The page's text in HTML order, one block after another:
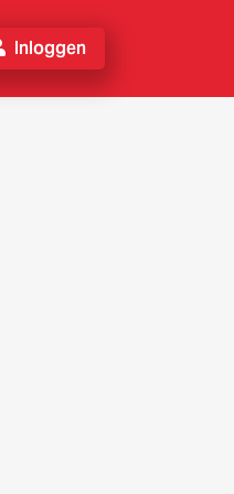
Inloggen